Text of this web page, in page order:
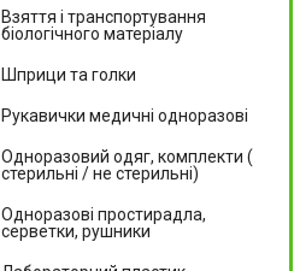
Взяття і транспортування
біологічного матеріалу
Шприци та голки
Рукавички медичні одноразові
Одноразовий одяг, комплекти (
стерильні / не стерильні)
Одноразові простирадла,
серветки, рушники